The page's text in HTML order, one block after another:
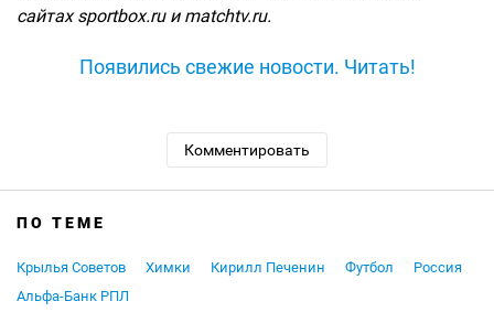
сайтах sportbox.ru и matchtv.ru.
Появились свежие новости. Читать!
Комментировать
ПО ТЕМЕ
Крылья Советов Химки Кирилл Печенин Футбол
Россия
Альфа-Банк РПЛ